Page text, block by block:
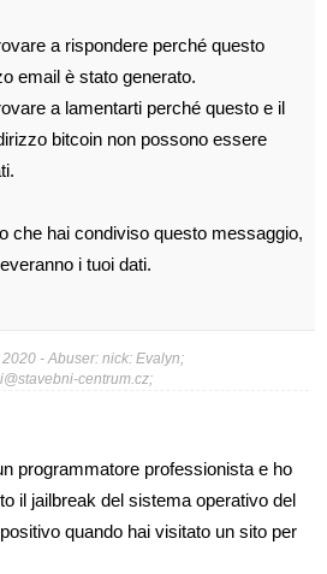
a rispondere perché questo
email è stato generato.
a lamentarti perché questo e il
bitcoin non possono essere
che hai condiviso questo messaggio,
i tuoi dati.
- Abuser: nick: Evalyn;
centrum.cz;
programmatore professionista e ho
il jailbreak del sistema operativo del
quando hai visitato un sito per